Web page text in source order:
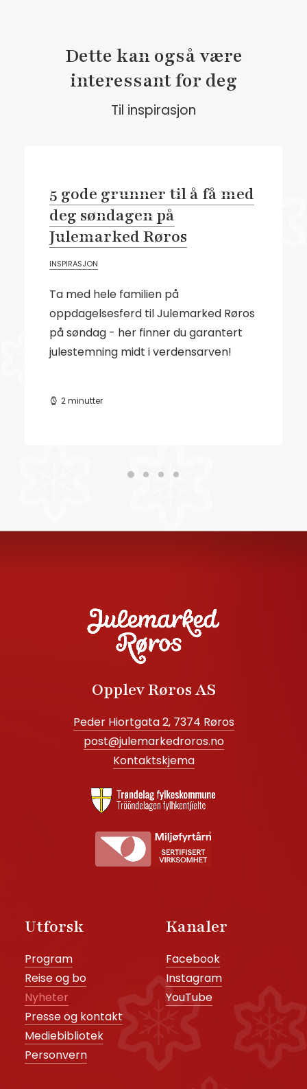
Dette kan også være
interessant for deg
Til inspirasjon
5 gode grunner til å få med
deg søndagen på
Julemarked Røros
INSPIRASJON
Ta med hele familien på
oppdagelsesferd til Julemarked Røros
på søndag - her finner du garantert
julestemning midt i verdensarven!
2 minutter
Opplev Røros AS
Peder Hiortgata 2, 7374 Røros
post@julemarkedroros.no
Kontaktskjema
Utforsk
Program
Reise og bo
Nyheter
Presse og kontakt
Mediebibliotek
Personvern
Kanaler
Facebook
Instagram
YouTube